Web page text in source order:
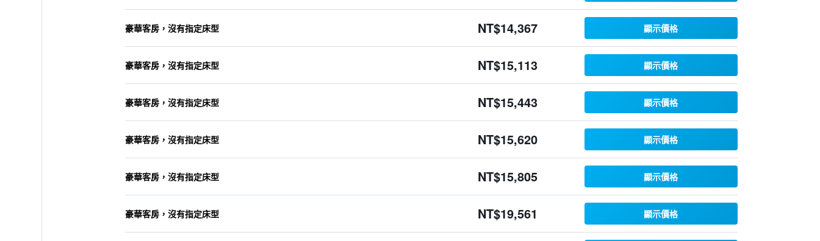
豪華客房，沒有指定床型 NT$14,367 顯示價格
豪華客房，沒有指定床型 NT$15,113 顯示價格
豪華客房，沒有指定床型 NT$15,443 顯示價格
豪華客房，沒有指定床型 NT$15,620 顯示價格
豪華客房，沒有指定床型 NT$15,805 顯示價格
豪華客房，沒有指定床型 NT$19,561 顯示價格